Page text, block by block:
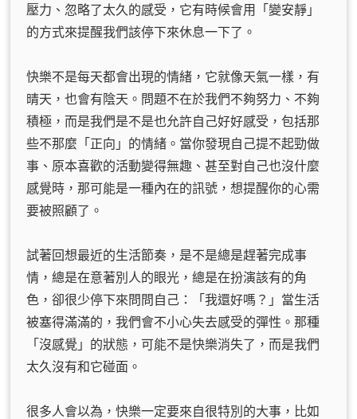
壓力、忽略了太久的感受，它有時候會用「變安靜」
的方式來提醒我們該停下來休息一下了。
快樂不是每天都會出現的情緒，它就像天氣一樣，有
晴天，也會有陰天。問題不在於我們不夠努力、不夠
積極，而是我們是不是也允許自己好好感受，包括那
些不那麼「正向」的情緒。當你發現自己提不起勁做
事、原本喜歡的活動變得無趣、甚至對自己也沒什麼
感覺時，那可能是一種內在的訊號，想提醒你的心需
要被照顧了。
試著回想最近的生活節奏，是不是總是趕著完成事
情，總是在意著別人的眼光，總是在扮演該有的角
色，卻很少停下來問問自己：「我還好嗎？」當生活
被塞得滿滿的，我們會不小心失去感受的彈性。那種
「沒感覺」的狀態，可能不是快樂消失了，而是我們
太久沒有和它碰面。
很多人會以為，快樂一定要來自很特別的大事，比如